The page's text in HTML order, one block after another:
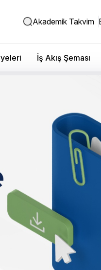
Akademik Takvim
İş Akış Şeması
Kalem